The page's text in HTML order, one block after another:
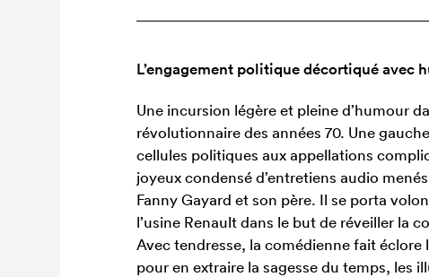
L’engagement politique décortiqué avec
Une incursion légère et pleine d’humour
révolutionnaire des années 70. Une
cellules politiques aux appellations
joyeux condensé d’entretiens audio
Fanny Gayard et son père. Il se porta
l’usine Renault dans le but de réveiller la
Avec tendresse, la comédienne fait éclore
pour en extraire la sagesse du temps, les